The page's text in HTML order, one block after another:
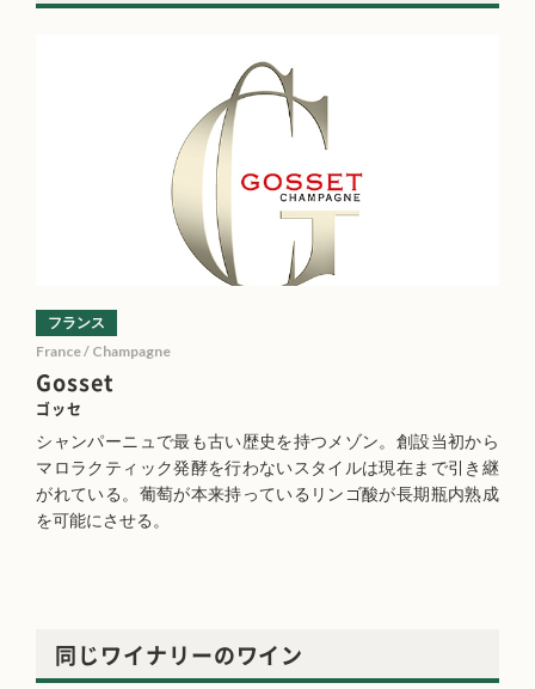
Gosset
ゴッセ
フランス
France / Champagne
シャンパーニュで最も古い歴史を持つメゾン。創設当初から
マロラクティック発酵を行わないスタイルは現在まで引き継
がれている。葡萄が本来持っているリンゴ酸が長期瓶内熟成
を可能にさせる。
同じワイナリーのワイン